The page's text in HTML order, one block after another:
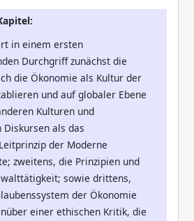
in einem ersten
Durchgriff zunächst die
die Ökonomie als Kultur der
und auf globaler Ebene
Kulturen und
als das
der Moderne
zweitens, die Prinzipien und
sowie drittens,
der Ökonomie
einer ethischen Kritik, die